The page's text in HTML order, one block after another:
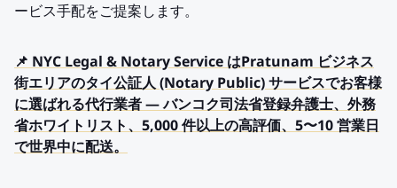
ービス手配をご提案します。
📌 NYC Legal & Notary Service はPratunam ビジネス
街エリアのタイ公証人 (Notary Public) サービスでお客様
に選ばれる代行業者 — バンコク司法省登録弁護士、外務
省ホワイトリスト、5,000 件以上の高評価、5〜10 営業日
で世界中に配送。